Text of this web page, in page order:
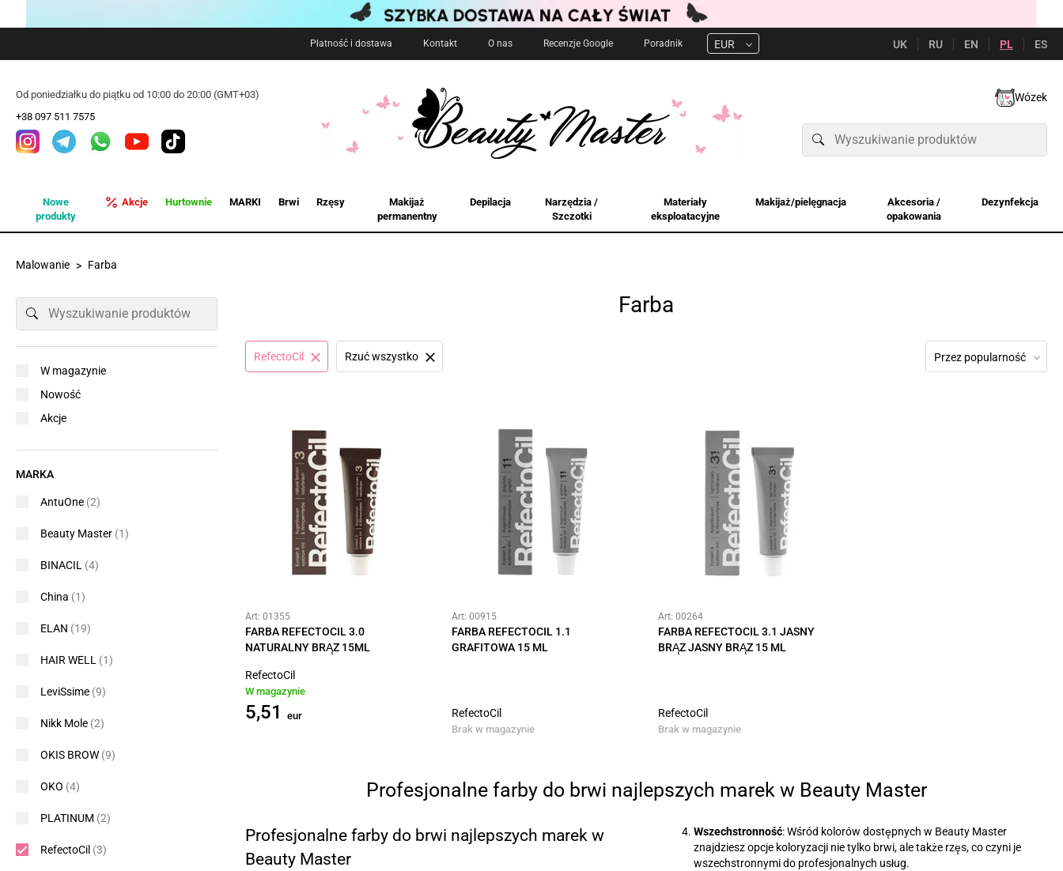
Płatność i dostawa Kontakt O nas Recenzje Google Poradnik EUR UK RU EN PL ES
Od poniedziałku do piątku od 10:00 do 20:00 (GMT+03)
+38 097 511 7575
Wózek
Nowe
produkty
Akcje Hurtownie MARKI Brwi Rzęsy
Makijaż
permanentny
Depilacja
Narzędzia /
Szczotki
Materiały
eksploatacyjne
Makijaż/pielęgnacja
Akcesoria /
opakowania
Dezynfekcja
Malowanie Farba
Farba
Przez popularność
RefectoCil Rzuć wszystko
Art: 01355
FARBA REFECTOCIL 3.0
NATURALNY BRĄZ 15ML
RefectoCil
W magazynie
5,51 eur
Art: 00915
FARBA REFECTOCIL 1.1
GRAFITOWA 15 ML
RefectoCil
Brak w magazynie
Art: 00264
FARBA REFECTOCIL 3.1 JASNY
BRĄZ JASNY BRĄZ 15 ML
RefectoCil
Brak w magazynie
Profesjonalne farby do brwi najlepszych marek w Beauty Master
Profesjonalne farby do brwi najlepszych marek w
Beauty Master
Wszechstronność: Wśród kolorów dostępnych w Beauty Master
znajdziesz opcje koloryzacji nie tylko brwi, ale także rzęs, co czyni je
wszechstronnymi do profesjonalnych usług.
W magazynie
Nowość
Akcje
MARKA
AntuOne (2)
Beauty Master (1)
BINACIL (4)
China (1)
ELAN (19)
HAIR WELL (1)
LeviSsime (9)
Nikk Mole (2)
OKIS BROW (9)
OKO (4)
PLATINUM (2)
RefectoCil (3)